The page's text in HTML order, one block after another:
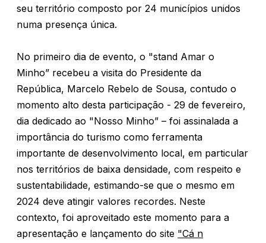
seu território composto por 24 municípios unidos
numa presença única.
No primeiro dia de evento, o "stand Amar o
Minho” recebeu a visita do Presidente da
República, Marcelo Rebelo de Sousa, contudo o
momento alto desta participação - 29 de fevereiro,
dia dedicado ao "Nosso Minho” – foi assinalada a
importância do turismo como ferramenta
importante de desenvolvimento local, em particular
nos territórios de baixa densidade, com respeito e
sustentabilidade, estimando-se que o mesmo em
2024 deve atingir valores recordes. Neste
contexto, foi aproveitado este momento para a
apresentação e lançamento do site "Cá n